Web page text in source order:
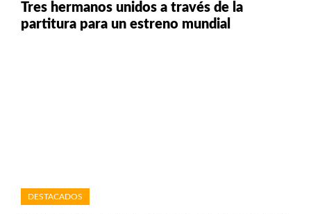
Tres hermanos unidos a través de la
partitura para un estreno mundial
DESTACADOS